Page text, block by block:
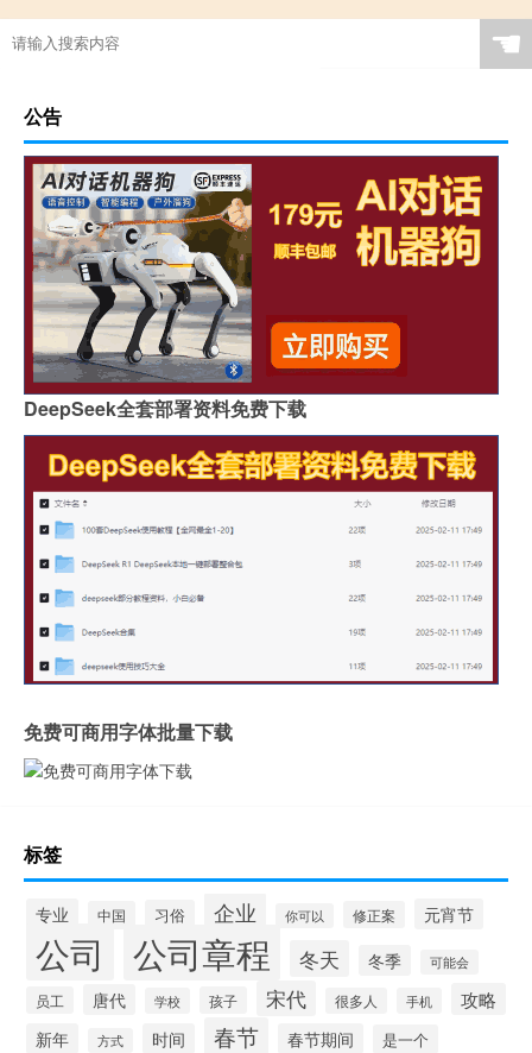
☚
公告
DeepSeek全套部署资料免费下载
免费可商用字体批量下载
标签
专业 中国 习俗 企业 你可以 修正案 元宵节
公司 公司章程 冬天 冬季 可能会
员工 唐代 学校 孩子 宋代 很多人 手机 攻略
新年 方式 时间 春节 春节期间 是一个